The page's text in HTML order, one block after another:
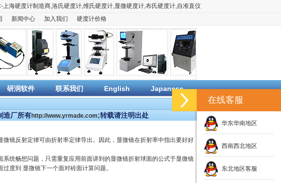
上海硬度计制造商,洛氏硬度计,维氏硬度计,显微硬度计,布氏硬度计,自准直仪
新闻中心 加入我们 硬度计价格
研润软件 联系我们 English Japanese
造厂所有http://www.yrmade.com;转载请注明出处
镜反射定律可由折射率定律导出。因此，显微镜在折射率中指出要好好
统畅想问题，只需重复应用前面讲到的显微镜折射球面的公式于显微镜
度到 显微镜下一个面对砖面计算问题。
在线客服
华东华南地区
西南西北地区
东北地区客服